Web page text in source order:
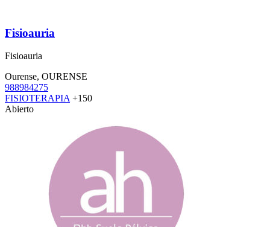
Fisioauria
Fisioauria
Ourense, OURENSE
988984275
FISIOTERAPIA +150
Abierto